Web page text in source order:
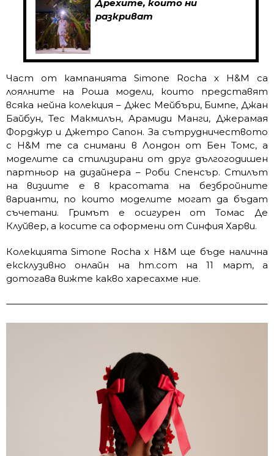
Дрехите, които ни
разкриват
Част от кампанията Simone Rocha x H&M са
лоялните на Роша модели, които представят
всяка нейна колекция – Джес Мейбъри, Бимпе, Джан
Байбун, Тес Макмилън, Арамиди Манги, Джерамая
Форджур и Джетро Сапон. За сътрудничеството
с H&M те са снимани в Лондон от Бен Томс, а
моделите са стилизирани от друг дългогодишен
партньор на дизайнера – Роби Спенсър. Стилът
на визиите е в красотата на безбройните
варианти, по които моделите могат да бъдат
съчетани. Гримът е осигурен от Томас Де
Клуйвер, а косите са оформени от Синфия Харви.
Колекцията Simone Rocha x H&M ще бъде налична
ексклузивно онлайн на hm.com на 11 март, а
дотогава вижте какво харесахме ние.